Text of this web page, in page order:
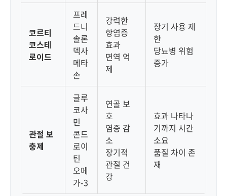
코르티
코스테
로이드
프레
드니
솔론
덱사
메타
손
강력한
항염증
효과
면역 억
제
장기 사용 제
한
당뇨병 위험
증가
관절 보
충제
글루
코사
민
콘드
로이
틴
오메
가-3
연골 보
호
염증 감
소
장기적
관절 건
강
효과 나타나
기까지 시간
소요
품질 차이 존
재